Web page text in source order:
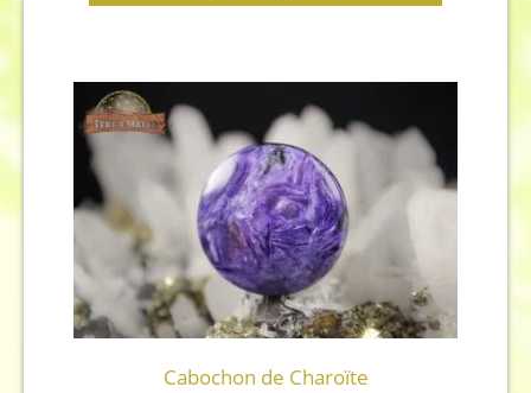
Cabochon de Charoïte